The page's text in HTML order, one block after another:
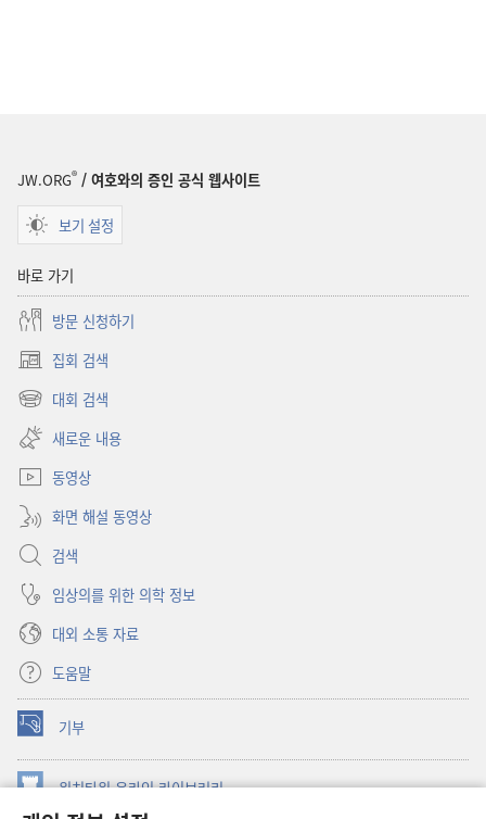
JW.ORG® / 여호와의 증인 공식 웹사이트
보기 설정
바로 가기
방문 신청하기
집회 검색
(새로운
창
대회 검색
(새로운
창
열기)
새로운 내용
동영상
화면 해설 동영상
검색
임상의를 위한 의학 정보
대외 소통 자료
도움말
기부
(새로운
창
열기) 워치타워 온라인 라이브러리